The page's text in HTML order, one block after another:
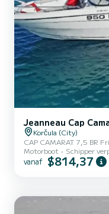
Jeanneau Cap
Korčula (City)
Motorboot
Schipper
vanaf $814,37